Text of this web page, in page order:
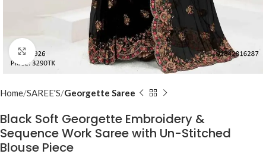
Click to enlarge
Home SAREE'S Georgette Saree
Black Soft Georgette Embroidery &
Sequence Work Saree with Un-Stitched
Blouse Piece